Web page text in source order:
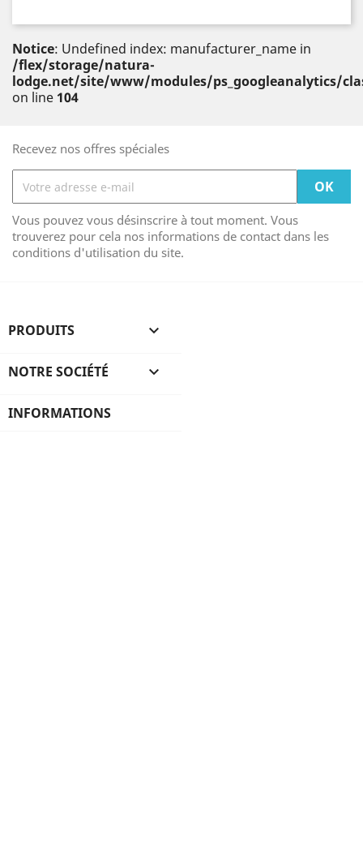
Notice: Undefined index: manufacturer_name in
/flex/storage/natura-
lodge.net/site/www/modules/ps_googleanalytics/
on line 104
Recevez nos offres spéciales
Vous pouvez vous désinscrire à tout moment. Vous
trouverez pour cela nos informations de contact dans les
conditions d'utilisation du site.
PRODUITS 
NOTRE SOCIÉTÉ 
INFORMATIONS